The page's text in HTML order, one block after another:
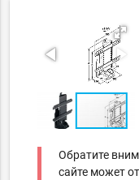
Обратите
сайте может